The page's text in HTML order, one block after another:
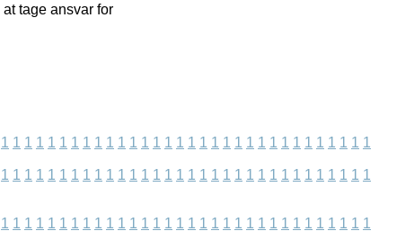
tage ansvar for
1 1 1 1 1 1 1 1 1 1 1 1 1 1 1 1 1 1 1 1 1 1 1 1 1 1 1 1 1 1 1 1
1 1 1 1 1 1 1 1 1 1 1 1 1 1 1 1 1 1 1 1 1 1 1 1 1 1 1 1 1 1 1 1
1 1 1 1 1 1 1 1 1 1 1 1 1 1 1 1 1 1 1 1 1 1 1 1 1 1 1 1 1 1 1 1